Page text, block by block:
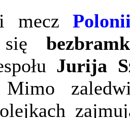
mecz
się
Jurija